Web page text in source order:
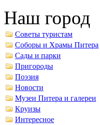
Наш город
Советы туристам
Соборы и Храмы Питера
Сады и парки
Пригороды
Поэзия
Новости
Музеи Питера и галереи
Круизы
Интересное